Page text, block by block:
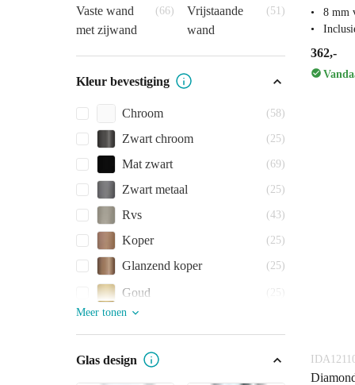
Vaste wand
met zijwand
(66)
Vrijstaande
wand
(51)
Kleur bevestiging
Chroom (58)
Zwart chroom (25)
Mat zwart (69)
Zwart metaal (25)
Rvs (43)
Koper (25)
Glanzend koper (25)
Goud
(25)
Meer tonen
Glas design
8 mm
362,-